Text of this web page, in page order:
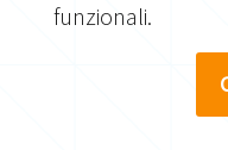
funzionali.